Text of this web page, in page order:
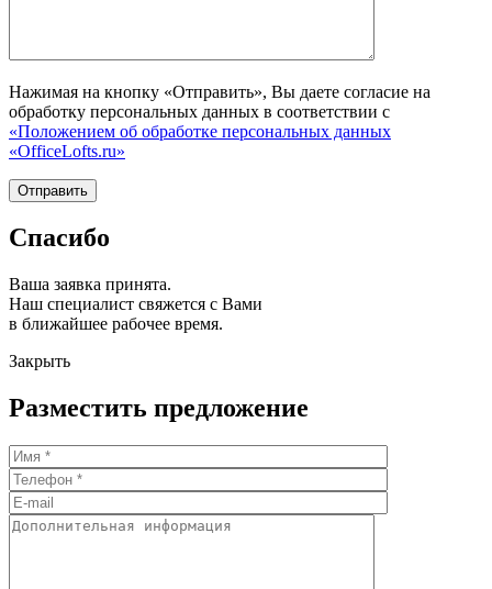
Нажимая на кнопку «Отправить», Вы даете согласие на
обработку персональных данных в соответствии с
«Положением об обработке персональных данных
«OfficeLofts.ru»
Спасибо
Ваша заявка принята.
Наш специалист свяжется с Вами
в ближайшее рабочее время.
Закрыть
Разместить предложение